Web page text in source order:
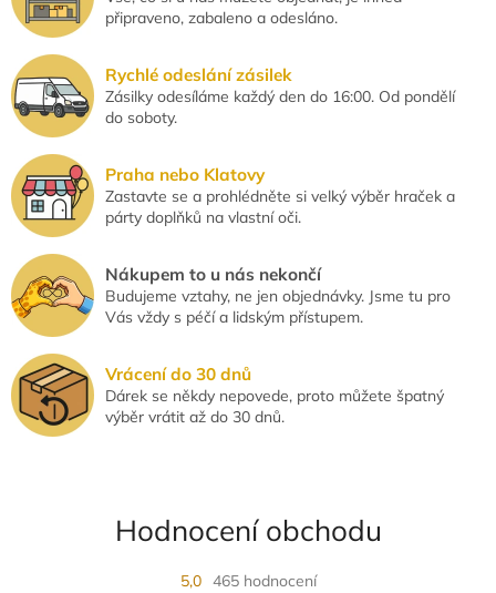
připraveno, zabaleno a odesláno.
Rychlé odeslání zásilek
Zásilky odesíláme každý den do 16:00. Od pondělí
do soboty.
Praha nebo Klatovy
Zastavte se a prohlédněte si velký výběr hraček a
párty doplňků na vlastní oči.
Nákupem to u nás nekončí
Budujeme vztahy, ne jen objednávky. Jsme tu pro
Vás vždy s péčí a lidským přístupem.
Vrácení do 30 dnů
Dárek se někdy nepovede, proto můžete špatný
výběr vrátit až do 30 dnů.
Hodnocení obchodu
5,0 465 hodnocení